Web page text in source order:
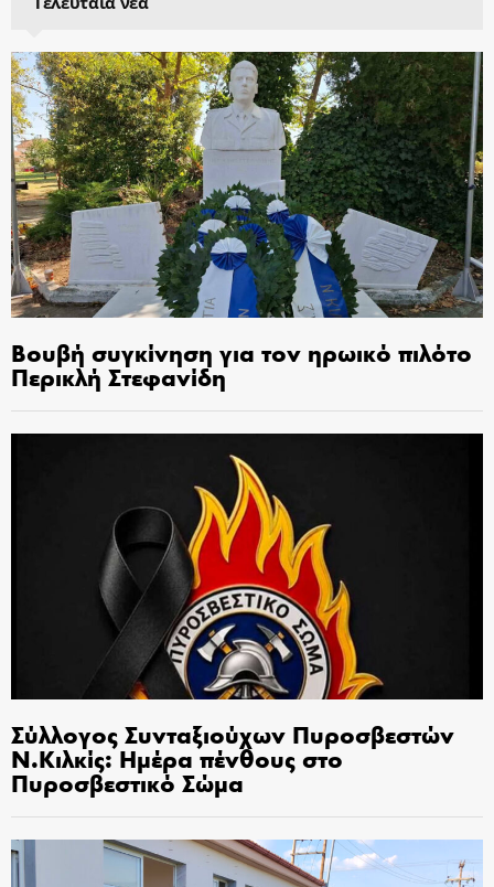
Βουβή συγκίνηση για τον ηρωικό πιλότο
Περικλή Στεφανίδη
Σύλλογος Συνταξιούχων Πυροσβεστών
Ν.Κιλκίς: Ημέρα πένθους στο
Πυροσβεστικό Σώμα